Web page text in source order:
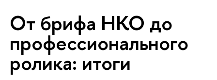
От брифа НКО до
профессионального
ролика: итоги